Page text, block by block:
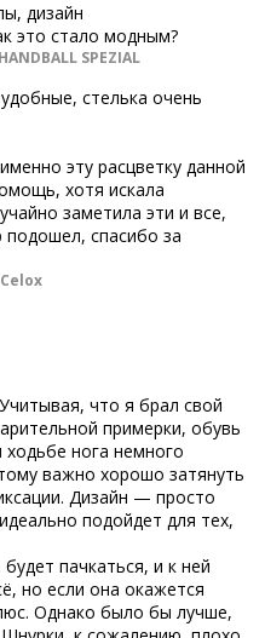
дизайн
это стало модным?
SPEZIAL
стелька очень
эту расцветку данной
хотя искала
заметила эти и все,
спасибо за
что я брал свой
примерки, обувь
нога немного
важно хорошо затянуть
Дизайн — просто
подойдет для тех,
пачкаться, и к ней
но если она окажется
Однако было бы лучше,